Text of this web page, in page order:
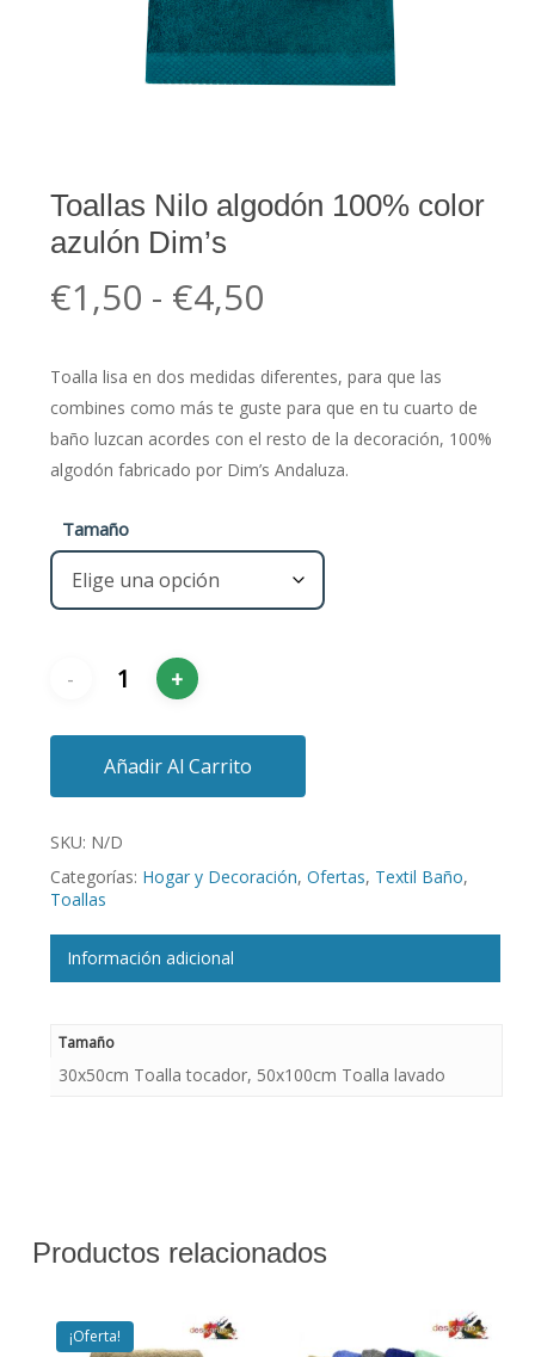
Toallas Nilo algodón 100% color
azulón Dim’s
€1,50 - €4,50Rango
precios:
desde
€1,50
hasta
Toalla lisa en dos medidas diferentes, para que las
combines como más te guste para que en tu cuarto de
baño luzcan acordes con el resto de la decoración, 100%
algodón fabricado por Dim’s Andaluza.
Tamaño
Añadir Al Carrito
SKU: N/D
Categorías: Hogar y Decoración, Ofertas, Textil Baño,
Toallas
Información adicional
Tamaño
30x50cm Toalla tocador, 50x100cm Toalla lavado
Productos relacionados
¡Oferta!